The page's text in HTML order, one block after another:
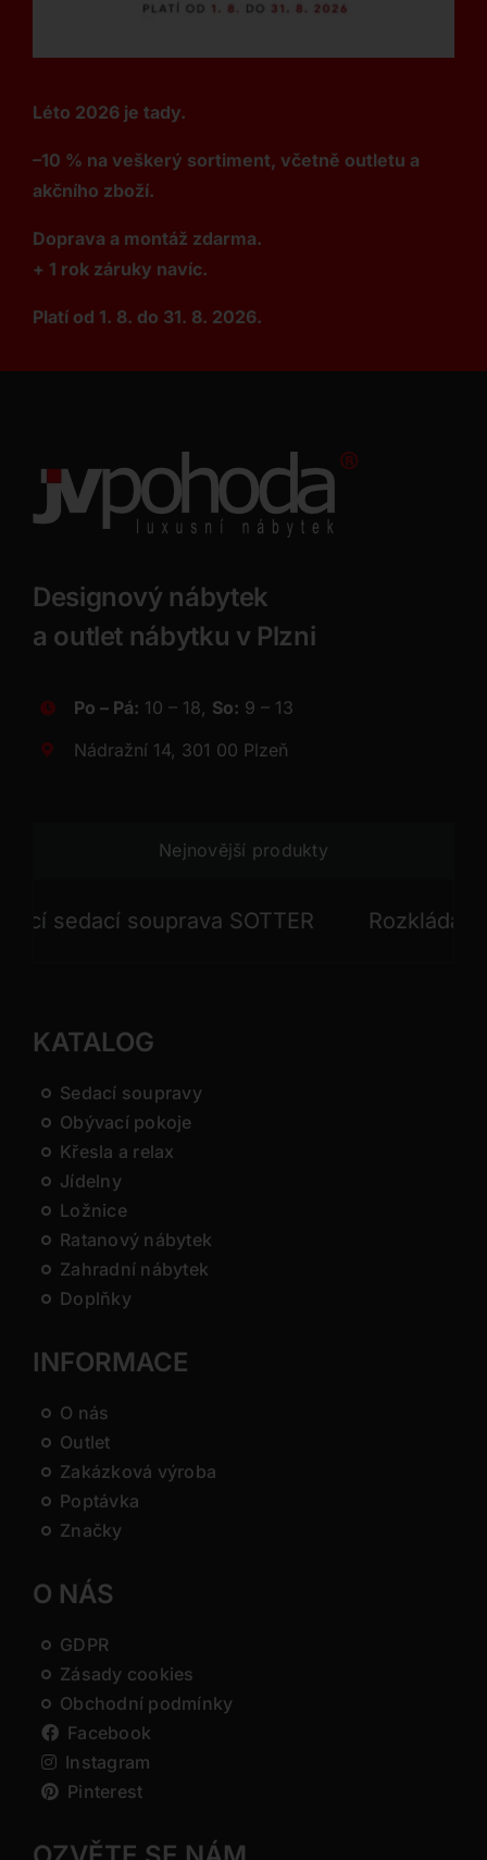
Léto 2026 je tady.
–10 % na veškerý sortiment, včetně outletu a
akčního zboží.
Doprava a montáž zdarma.
+ 1 rok záruky navíc.
Platí od 1. 8. do 31. 8. 2026.
Designový nábytek
a outlet nábytku v Plzni
Po – Pá: 10 – 18, So: 9 – 13
Nádražní 14, 301 00 Plzeň
Nejnovější produkty
sedací souprava SOTTER Rozkládací
KATALOG
Sedací soupravy
Obývací pokoje
Křesla a relax
Jídelny
Ložnice
Ratanový nábytek
Zahradní nábytek
Doplňky
INFORMACE
O nás
Outlet
Zakázková výroba
Poptávka
Značky
O NÁS
GDPR
Zásady cookies
Obchodní podmínky
Facebook
Instagram
Pinterest